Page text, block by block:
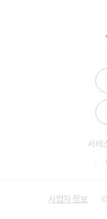
서비
사업자 정보